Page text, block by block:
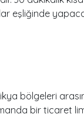
eşliğinde
bölgeleri
bir ticaret